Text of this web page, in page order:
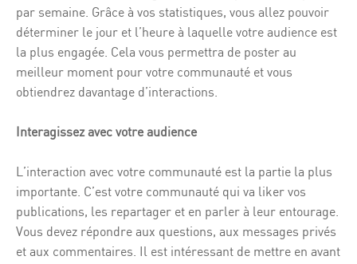
par semaine. Grâce à vos statistiques, vous allez pouvoir
déterminer le jour et l’heure à laquelle votre audience est
la plus engagée. Cela vous permettra de poster au
meilleur moment pour votre communauté et vous
obtiendrez davantage d’interactions.
Interagissez avec votre audience
L’interaction avec votre communauté est la partie la plus
importante. C’est votre communauté qui va liker vos
publications, les repartager et en parler à leur entourage.
Vous devez répondre aux questions, aux messages privés
et aux commentaires. Il est intéressant de mettre en avant